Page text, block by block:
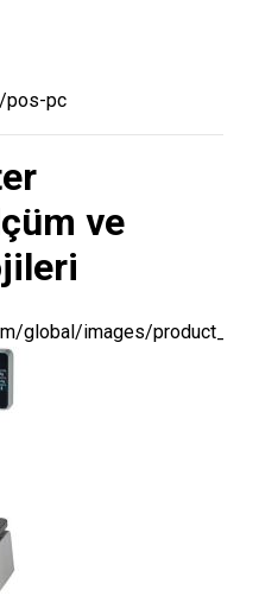
pos-pc
ve